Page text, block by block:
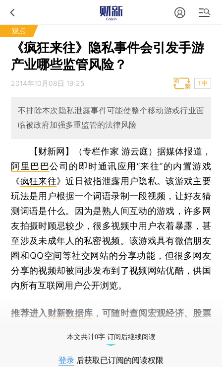
观点
《疯狂来往》隐私事件会引发手游
产业哪些监管风险？
2014年10月08日 19:25 T中
不排除本次隐私泄露事件可能使整个移动游戏行业面
临被政府加强多重监管的法律风险
【财新网】（专栏作家 游云庭）据媒体报道，
阿里巴巴公司的即时通讯应用“来往”的内置游戏
《疯狂来往》近日被指泄露用户隐私。该游戏主要
玩法是用户根据一个词语录制一段视频，让好友猜
测词语是什么。因为是熟人间互动的游戏，许多网
友拍摄时顾忌较少，很多视频中用户衣着暴露，甚
至涉及未成年人的私密视频。该游戏具有微信朋友
圈和QQ空间等社交网站的分享功能，但很多网友
分享的视频却被同步发布到了视频网站优酷，供国
内所有互联网用户公开浏览。
推荐进入 财新数据库 ，可随时查阅宏观经济、股票
本文共计0字 订阅后继续阅读
登录 后获取已订阅的阅读权限